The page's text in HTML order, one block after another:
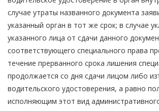
случае утраты названного документа
указанный орган в тот же срок; в случае
указанного лица от сдачи данного
соответствующего специального права
течение прерванного срока лишения
продолжается со дня сдачи лицом либо
водительского удостоверения, а равно
исполняющим этот вид